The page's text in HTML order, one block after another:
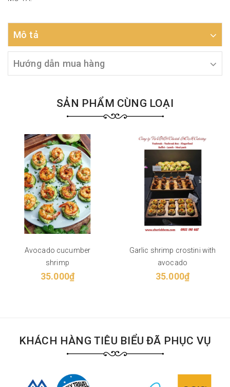
Mô tả
Hướng dẫn mua hàng
SẢN PHẨM CÙNG LOẠI
Avocado cucumber
shrimp
35.000₫
Garlic shrimp crostini with
avocado
35.000₫
KHÁCH HÀNG TIÊU BIỂU ĐÃ PHỤC VỤ